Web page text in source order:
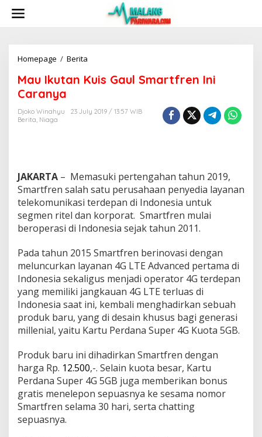
Homepage / Berita
u
u
i
s
G
a
u
l
m
a
r
t
f
r
n
I
i
C
a
r
a
n
Mau Ikutan Kuis Gaul Smartfren Ini
Caranya
Djoko Winahyu
23 July 2019 / 13:57 WIB
Berita, Niaga
JAKARTA – Memasuki pertengahan tahun 2019,
Smartfren salah satu perusahaan penyedia layanan
telekomunikasi terdepan di Indonesia untuk
segmen ritel dan korporat. Smartfren mulai
beroperasi di Indonesia sejak tahun 2011.
Pada tahun 2015 Smartfren berinovasi dengan
meluncurkan layanan 4G LTE Advanced pertama di
Indonesia sekaligus menjadi operator 4G terdepan
yang memiliki jangkauan 4G LTE terluas di
Indonesia saat ini, kembali menghadirkan sebuah
produk baru, yang di desain khusus bagi generasi
millenial, yaitu Kartu Perdana Super 4G Kuota 5GB.
Produk baru ini dihadirkan Smartfren dengan
harga Rp. 12.500,-. Selain kuota besar, Kartu
Perdana Super 4G 5GB juga memberikan bonus
gratis menelepon sepuasnya ke sesama nomor
Smartfren selama 30 hari, serta chatting
sepuasnya.